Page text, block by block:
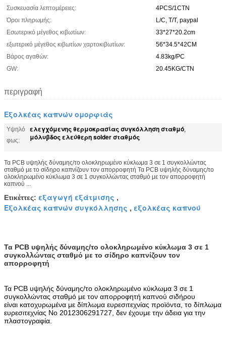
Συσκευασία λεπτομέρειες:
4PCS/1CTN
Όροι πληρωμής:
L/C, T/T, paypal
Εσωτερικό μέγεθος κιβωτίων:
33*27*20.2cm
εξωτερικό μέγεθος κιβωτίων χαρτοκιβωτίων:
56*34.5*42CM
Βάρος αγαθών:
4.83kg/PC
GW:
20.45KG/CTN
περιγραφή
Εξολκέας καπνών ομορφιάς
Υψηλό
φως:
ελεγχόμενης θερμοκρασίας συγκόλληση σταθμό,
μόλυβδος ελεύθερη solder σταθμός
Τα PCB υψηλής δύναμης/το ολοκληρωμένο κύκλωμα 3 σε 1 συγκολλώντας
σταθμό με το σίδηρο καπνίζουν τον απορροφητή Τα PCB υψηλής δύναμης/το
ολοκληρωμένο κύκλωμα 3 σε 1 συγκολλώντας σταθμό με τον απορροφητή
καπνού ...
Ετικέττες: εξαγωγή εξάτμισης ,
Εξολκέας καπνών συγκόλλησης , εξολκέας καπνού
Τα PCB υψηλής δύναμης/το ολοκληρωμένο κύκλωμα 3 σε 1
συγκολλώντας σταθμό με το σίδηρο καπνίζουν τον
απορροφητή
Τα PCB υψηλής δύναμης/το ολοκληρωμένο κύκλωμα 3 σε 1
συγκολλώντας σταθμό με τον απορροφητή καπνού σιδήρου
είναι κατοχυρωμένα με δίπλωμα ευρεσιτεχνίας προϊόντα, το δίπλωμα
ευρεσιτεχνίας Νο 2012306291727, δεν έχουμε την άδεια για την
πλαστογραφία